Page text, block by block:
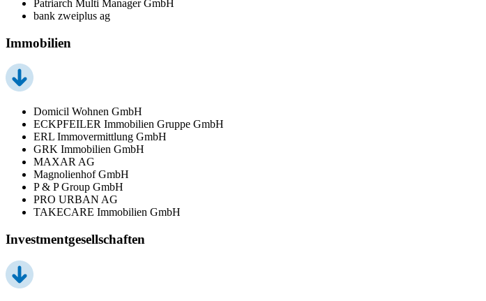
Patriarch Multi Manager GmbH
bank zweiplus ag
Immobilien
Domicil Wohnen GmbH
ECKPFEILER Immobilien Gruppe GmbH
ERL Immovermittlung GmbH
GRK Immobilien GmbH
MAXAR AG
Magnolienhof GmbH
P & P Group GmbH
PRO URBAN AG
TAKECARE Immobilien GmbH
Investmentgesellschaften